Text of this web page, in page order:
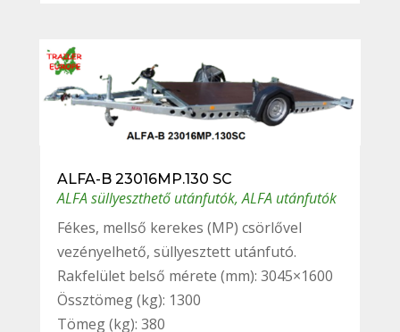
ALFA-B 23016MP.130 SC
ALFA süllyeszthető utánfutók,ALFA utánfutók
Fékes, mellső kerekes (MP) csörlővel
vezényelhető, süllyesztett utánfutó.
Rakfelület belső mérete (mm): 3045×1600
Össztömeg (kg): 1300
Tömeg (kg): 380